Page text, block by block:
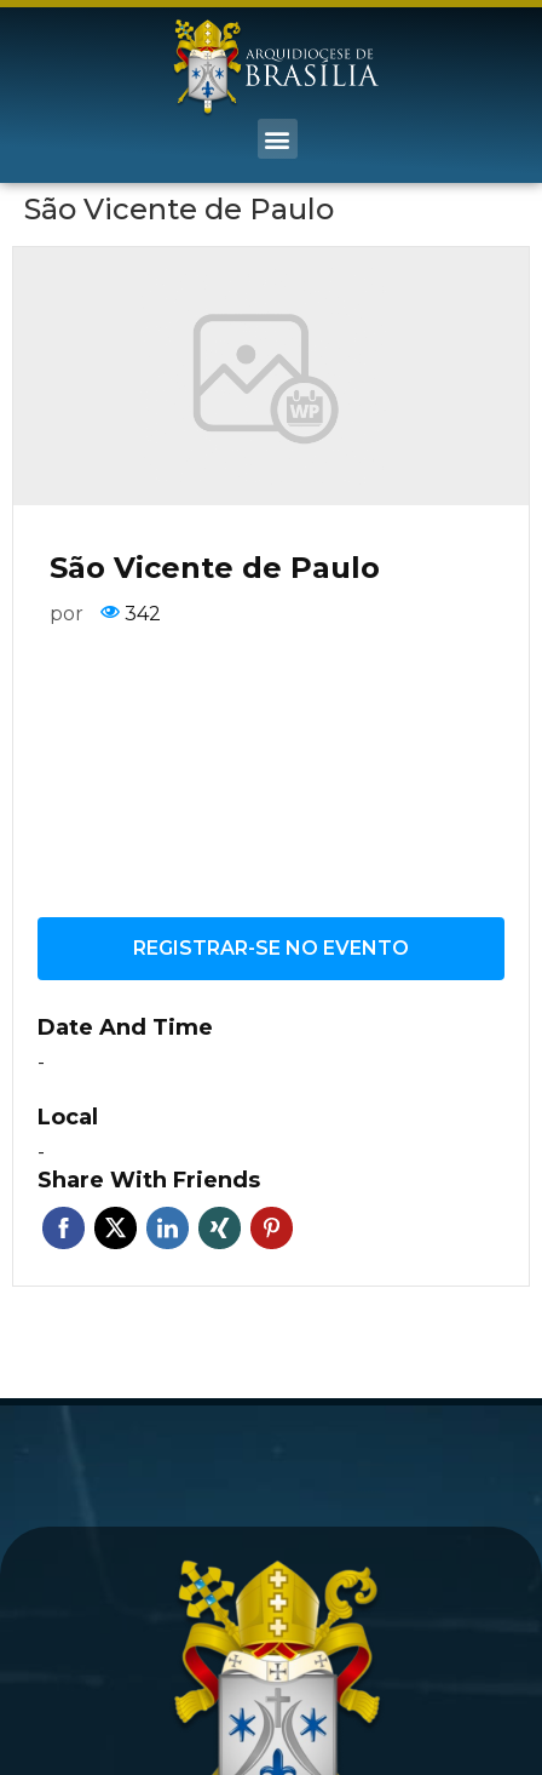
São Vicente de Paulo
São Vicente de Paulo
por 342
REGISTRAR-SE NO EVENTO
Date And Time
-
Local
-
Share With Friends